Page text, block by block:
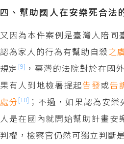
四、幫助國人在安樂死合法
又因為本件案例是臺灣人陪同
認為家人的行為有幫助自殺之
規定 [9] ，臺灣的法院對於在國
果有人到地檢署提起告發或告
處分[10] ；不過，如果認為安
人是在國內就開始幫助計畫
判權，檢察官仍然可獨立判斷